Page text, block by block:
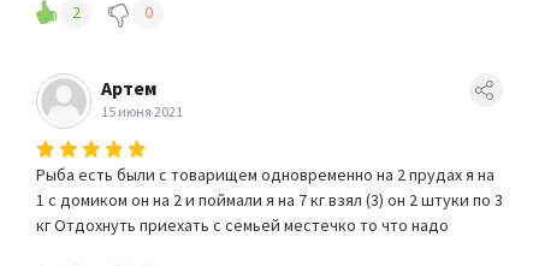
2 0
Артем
15 июня 2021
Рыба есть были с товарищем одновременно на 2 прудах я на
1 с домиком он на 2 и поймали я на 7 кг взял (3) он 2 штуки по 3
кг Отдохнуть приехать с семьей местечко то что надо